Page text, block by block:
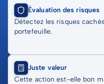
Évaluation des risques
Détectez les risques
portefeuille.
Juste valeur
Cette action est-elle bon